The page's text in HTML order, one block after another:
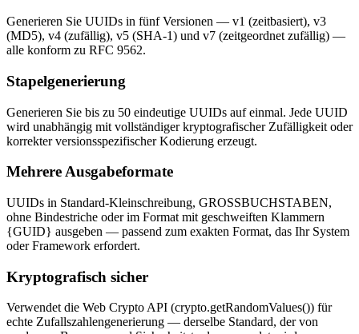
Generieren Sie UUIDs in fünf Versionen — v1 (zeitbasiert), v3
(MD5), v4 (zufällig), v5 (SHA-1) und v7 (zeitgeordnet zufällig) —
alle konform zu RFC 9562.
Stapelgenerierung
Generieren Sie bis zu 50 eindeutige UUIDs auf einmal. Jede UUID
wird unabhängig mit vollständiger kryptografischer Zufälligkeit oder
korrekter versionsspezifischer Kodierung erzeugt.
Mehrere Ausgabeformate
UUIDs in Standard-Kleinschreibung, GROSSBUCHSTABEN,
ohne Bindestriche oder im Format mit geschweiften Klammern
{GUID} ausgeben — passend zum exakten Format, das Ihr System
oder Framework erfordert.
Kryptografisch sicher
Verwendet die Web Crypto API (crypto.getRandomValues()) für
echte Zufallszahlengenerierung — derselbe Standard, der von